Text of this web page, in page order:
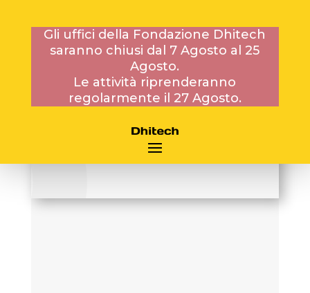
Gli uffici della Fondazione Dhitech
saranno chiusi dal 7 Agosto al 25
Agosto.
Le attività riprenderanno
regolarmente il 27 Agosto.
26 FEBBRAIO 2021
SMART COMMUNITIES